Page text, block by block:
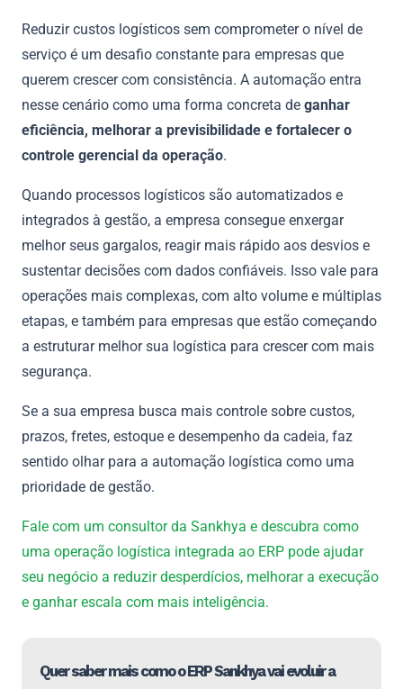
Reduzir custos logísticos sem comprometer o nível de
serviço é um desafio constante para empresas que
querem crescer com consistência. A automação entra
nesse cenário como uma forma concreta de ganhar
eficiência, melhorar a previsibilidade e fortalecer o
controle gerencial da operação.
Quando processos logísticos são automatizados e
integrados à gestão, a empresa consegue enxergar
melhor seus gargalos, reagir mais rápido aos desvios e
sustentar decisões com dados confiáveis. Isso vale para
operações mais complexas, com alto volume e múltiplas
etapas, e também para empresas que estão começando
a estruturar melhor sua logística para crescer com mais
segurança.
Se a sua empresa busca mais controle sobre custos,
prazos, fretes, estoque e desempenho da cadeia, faz
sentido olhar para a automação logística como uma
prioridade de gestão.
Fale com um consultor da Sankhya e descubra como
uma operação logística integrada ao ERP pode ajudar
seu negócio a reduzir desperdícios, melhorar a execução
e ganhar escala com mais inteligência.
Quer saber mais como o ERP Sankhya vai evoluir a